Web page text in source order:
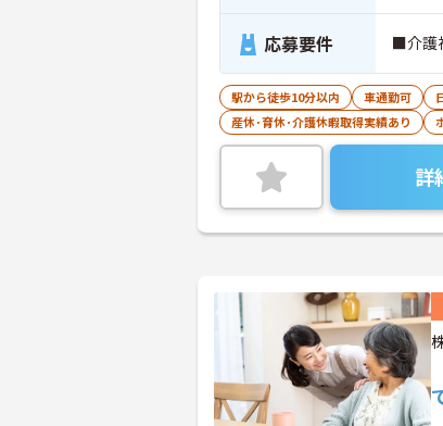
応募要件 ■介護
駅から徒歩10分以内 車通勤可
産休･育休･介護休暇取得実績あり
詳